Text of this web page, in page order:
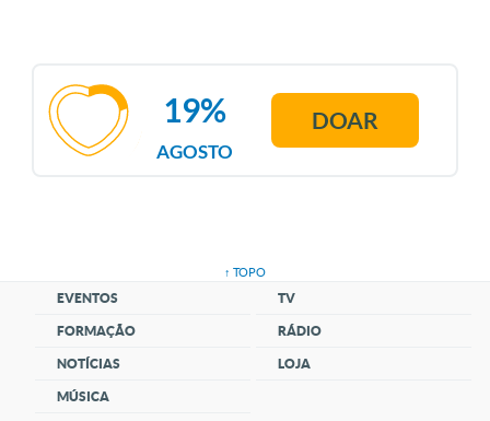
AGOSTO
19% DOAR
↑ TOPO
EVENTOS
FORMAÇÃO
NOTÍCIAS
MÚSICA
TV
RÁDIO
LOJA